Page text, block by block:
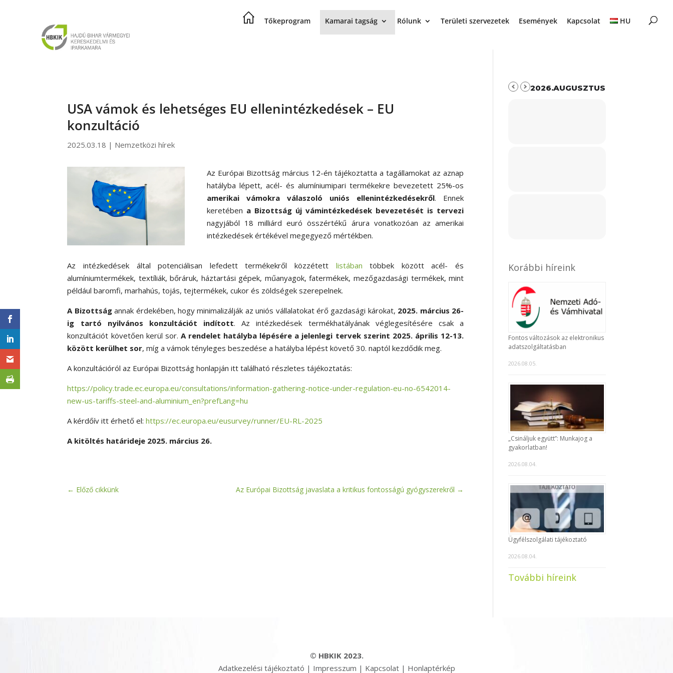
Tőkeprogram Kamarai tagság Rólunk Területi szervezetek Események Kapcsolat HU
USA vámok és lehetséges EU ellenintézkedések – EU
konzultáció
2025.03.18 | Nemzetközi hírek
Az Európai Bizottság március 12-én tájékoztatta a tagállamokat az aznap
hatályba lépett, acél- és alumíniumipari termékekre bevezetett 25%-os
amerikai vámokra válaszoló uniós ellenintézkedésekről. Ennek
keretében a Bizottság új vámintézkedések bevezetését is tervezi
nagyjából 18 milliárd euró összértékű árura vonatkozóan az amerikai
intézkedések értékével megegyező mértékben.
Az intézkedések által potenciálisan lefedett termékekről közzétett listában többek között acél- és
alumíniumtermékek, textíliák, bőráruk, háztartási gépek, műanyagok, fatermékek, mezőgazdasági termékek, mint
például baromfi, marhahús, tojás, tejtermékek, cukor és zöldségek szerepelnek.
A Bizottságannak érdekében, hogy minimalizálják az uniós vállalatokat érő gazdasági károkat, 2025. március 26-
ig tartó nyilvános konzultációt indított. Az intézkedések termékhatályának véglegesítésére csak a
konzultációt követően kerül sor. A rendelet hatályba lépésére a jelenlegi tervek szerint 2025. április 12-13.
között kerülhet sor, míg a vámok tényleges beszedése a hatályba lépést követő 30. naptól kezdődik meg.
A konzultációról az Európai Bizottság honlapján itt található részletes tájékoztatás:
https://policy.trade.ec.europa.eu/consultations/information-gathering-notice-under-regulation-eu-no-6542014-
new-us-tariffs-steel-and-aluminium_en?prefLang=hu
A kérdőív itt érhető el:https://ec.europa.eu/eusurvey/runner/EU-RL-2025
A kitöltés határideje 2025. március 26.
← Előző cikkünk Az Európai Bizottság javaslata a kritikus fontosságú gyógyszerekről →
2026.AUGUSZTUS
Korábbi híreink
Fontos változások az elektronikus
adatszolgáltatásban
2026.08.05.
„Csináljuk együtt”: Munkajog a
gyakorlatban!
2026.08.04.
Ügyfélszolgálati tájékoztató
2026.08.04.
További híreink
© HBKIK 2023.
Adatkezelési tájékoztató | Impresszum | Kapcsolat| Honlaptérkép